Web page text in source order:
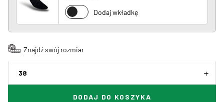
Dodaj wkładkę
Znajdź swój rozmiar
38
DODAJ DO KOSZYKA